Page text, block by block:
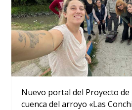
Nuevo portal del Proyecto
cuenca del arroyo «Las